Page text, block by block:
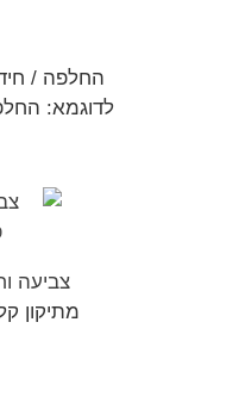
החלפה /
לדוגמא:
צביעה
מתיקון